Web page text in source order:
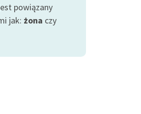
powiązany
jak: żona czy